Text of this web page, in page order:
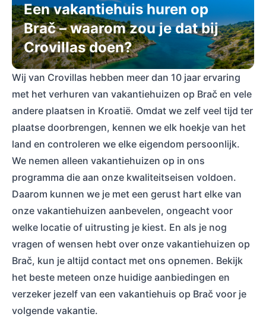
Een vakantiehuis huren op
Brač – waarom zou je dat bij
Crovillas doen?
Wij van Crovillas hebben meer dan 10 jaar ervaring
met het verhuren van vakantiehuizen op Brač en vele
andere plaatsen in Kroatië. Omdat we zelf veel tijd ter
plaatse doorbrengen, kennen we elk hoekje van het
land en controleren we elke eigendom persoonlijk.
We nemen alleen vakantiehuizen op in ons
programma die aan onze kwaliteitseisen voldoen.
Daarom kunnen we je met een gerust hart elke van
onze vakantiehuizen aanbevelen, ongeacht voor
welke locatie of uitrusting je kiest. En als je nog
vragen of wensen hebt over onze vakantiehuizen op
Brač, kun je altijd contact met ons opnemen. Bekijk
het beste meteen onze huidige aanbiedingen en
verzeker jezelf van een vakantiehuis op Brač voor je
volgende vakantie.